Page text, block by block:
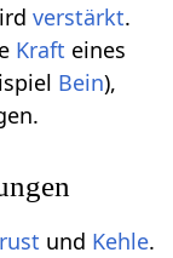
verstärkt.
Kraft eines
Bein),
und Kehle.